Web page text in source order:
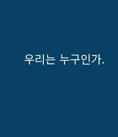
우리는 누구인가.